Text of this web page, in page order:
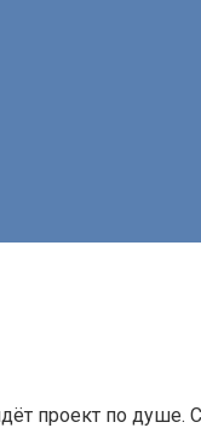
проект по